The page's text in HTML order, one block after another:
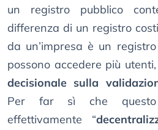
un registro pubblico
differenza di un registro
da un’impresa è un
possono accedere più
decisionale sulla
Per far sì che
effettivamente “